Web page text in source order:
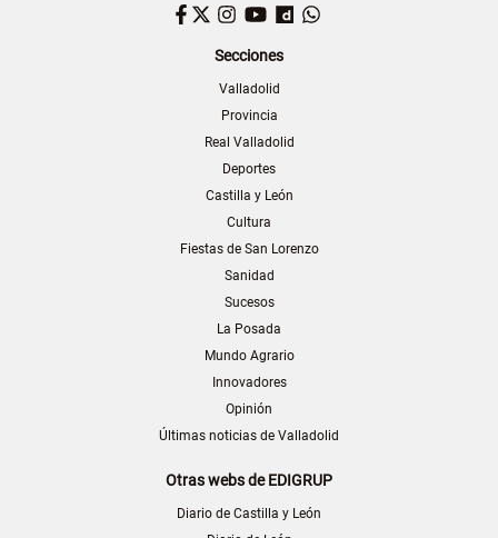
Facebook
TwitterInstagram
YouTubeDailymotion
Secciones
Valladolid
Provincia
Real Valladolid
Deportes
Castilla y León
Cultura
Fiestas de San Lorenzo
Sanidad
Sucesos
La Posada
Mundo Agrario
Innovadores
Opinión
Últimas noticias de Valladolid
Otras webs de EDIGRUP
Diario de Castilla y León